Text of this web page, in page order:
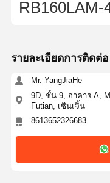
RB160LAM-
รายละเอียดการติดต่อ
Mr. YangJiaHe
9D, ชั้น 9, อาคาร A,
Futian, เซินเจิ้น
8613652326683